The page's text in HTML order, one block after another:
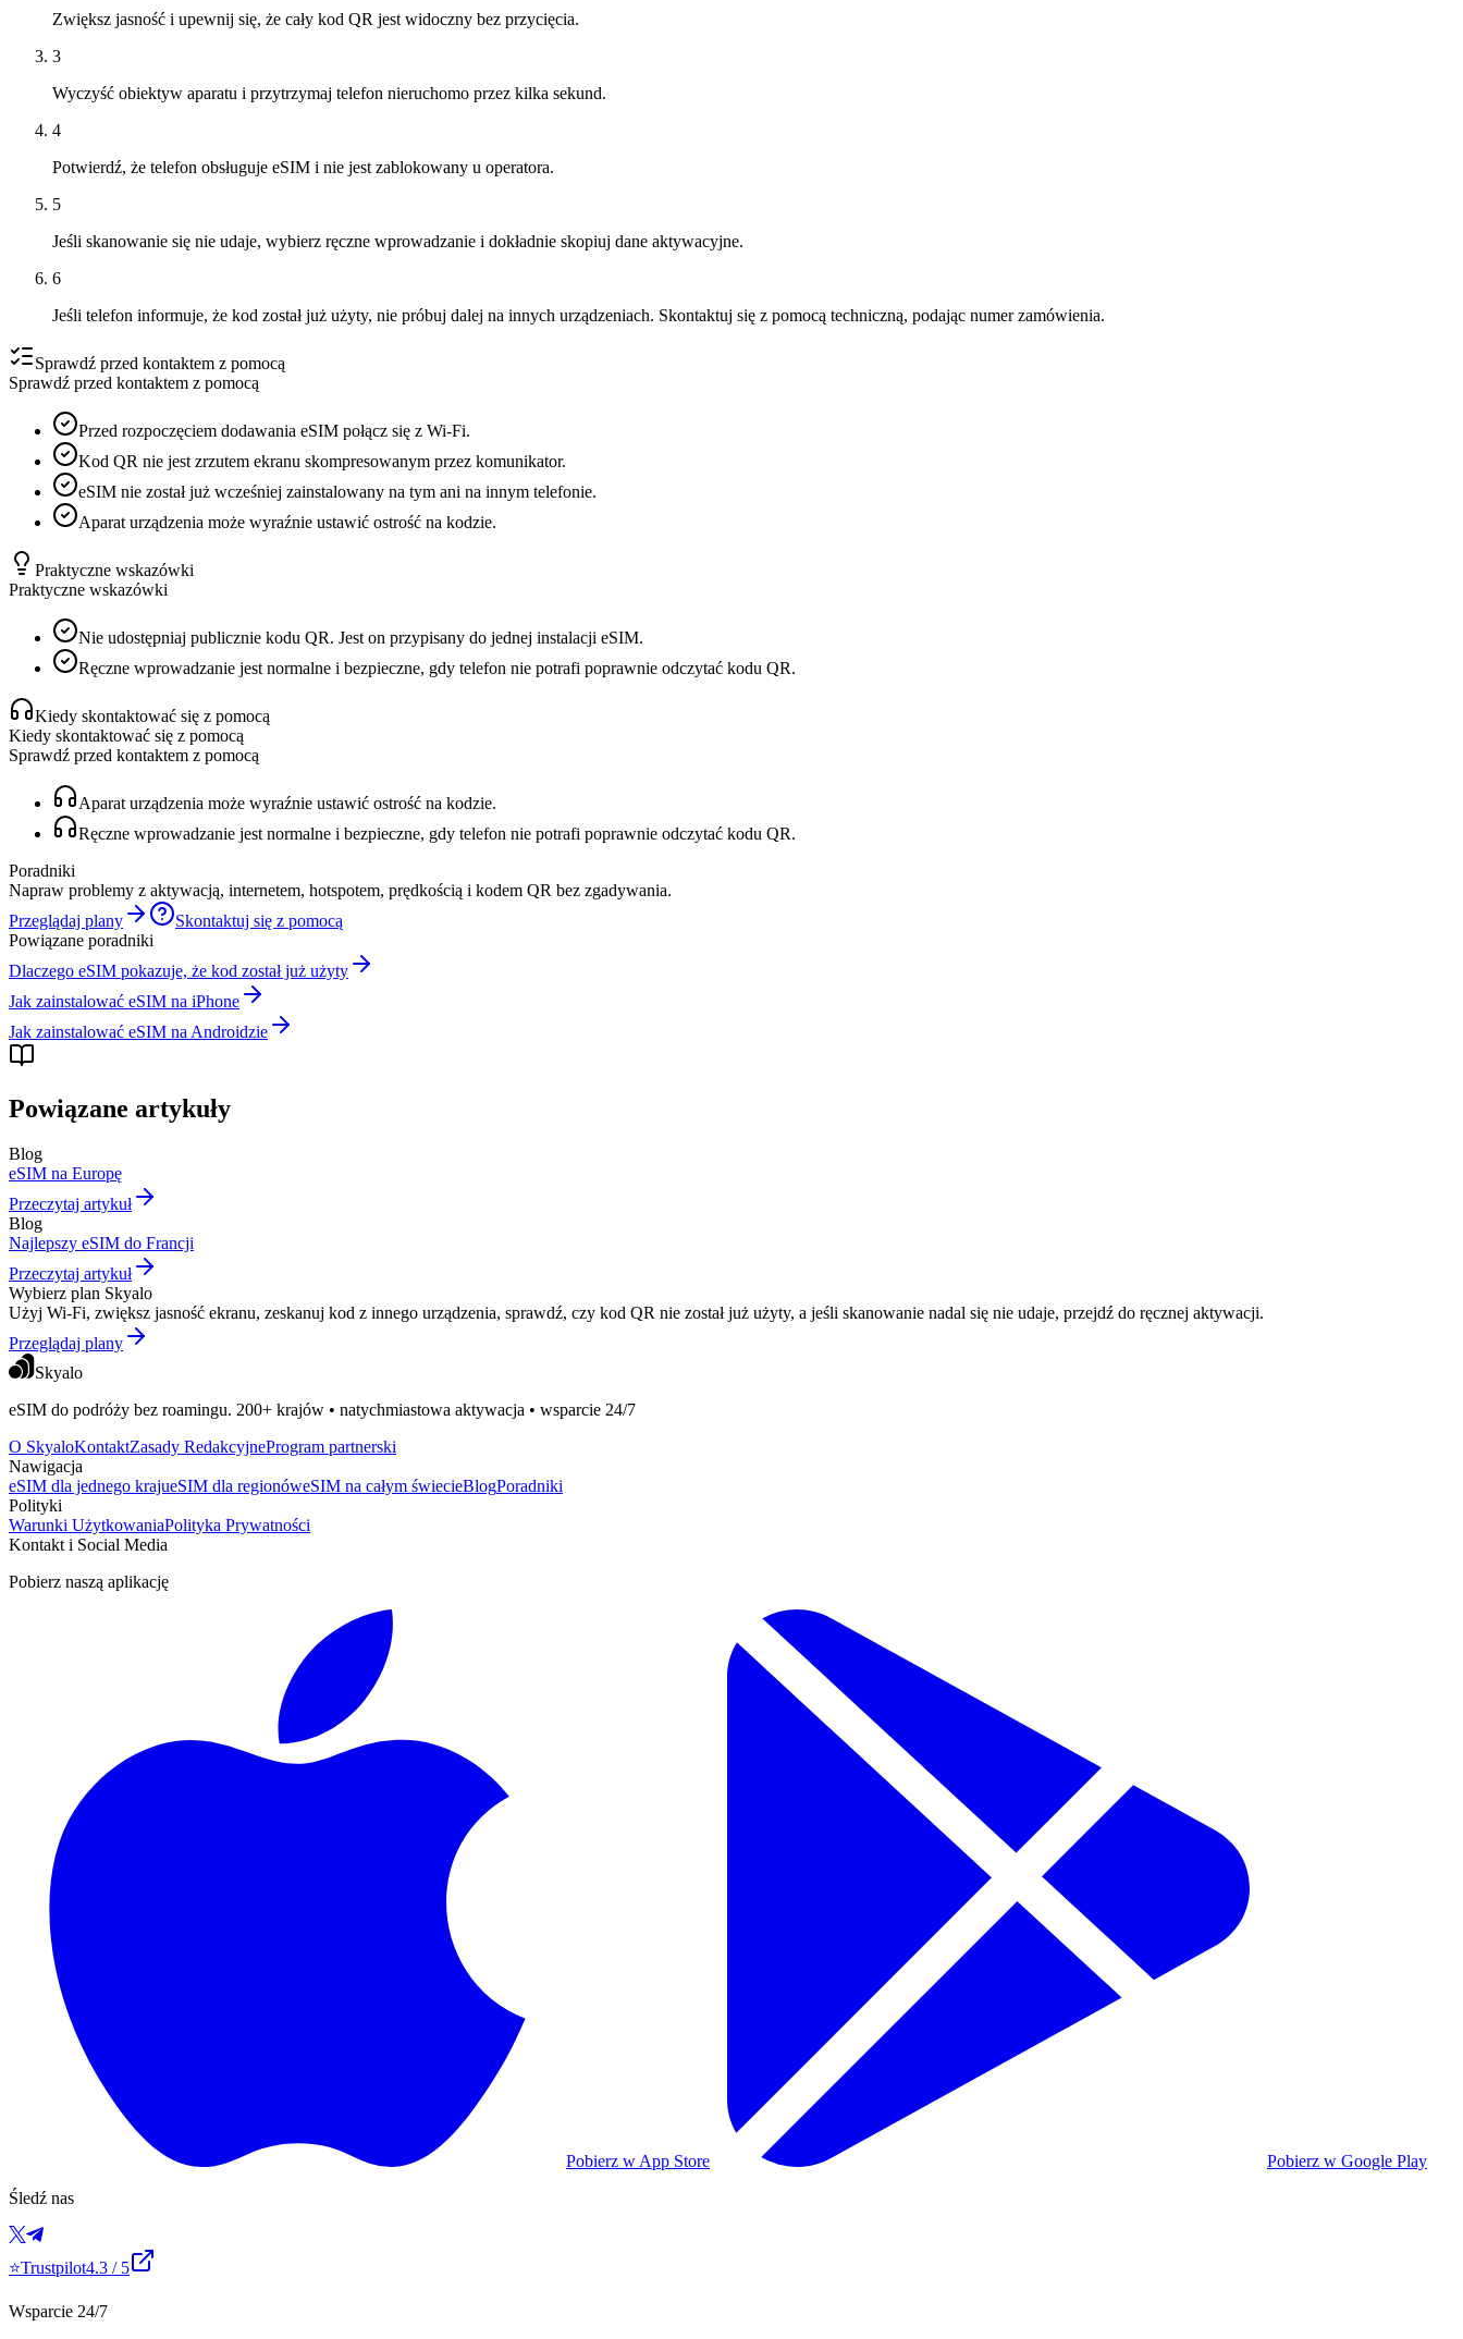
Zwiększ jasność i upewnij się, że cały kod QR jest widoczny bez przycięcia.
3
Wyczyść obiektyw aparatu i przytrzymaj telefon nieruchomo przez kilka sekund.
4
Potwierdź, że telefon obsługuje eSIM i nie jest zablokowany u operatora.
5
Jeśli skanowanie się nie udaje, wybierz ręczne wprowadzanie i dokładnie skopiuj dane aktywacyjne.
6
Jeśli telefon informuje, że kod został już użyty, nie próbuj dalej na innych urządzeniach. Skontaktuj się z pomocą techniczną, podając numer zamówienia.
Sprawdź przed kontaktem z pomocą
Sprawdź przed kontaktem z pomocą
Przed rozpoczęciem dodawania eSIM połącz się z Wi-Fi.
Kod QR nie jest zrzutem ekranu skompresowanym przez komunikator.
eSIM nie został już wcześniej zainstalowany na tym ani na innym telefonie.
Aparat urządzenia może wyraźnie ustawić ostrość na kodzie.
Praktyczne wskazówki
Praktyczne wskazówki
Nie udostępniaj publicznie kodu QR. Jest on przypisany do jednej instalacji eSIM.
Ręczne wprowadzanie jest normalne i bezpieczne, gdy telefon nie potrafi poprawnie odczytać kodu QR.
Kiedy skontaktować się z pomocą
Kiedy skontaktować się z pomocą
Sprawdź przed kontaktem z pomocą
Aparat urządzenia może wyraźnie ustawić ostrość na kodzie.
Ręczne wprowadzanie jest normalne i bezpieczne, gdy telefon nie potrafi poprawnie odczytać kodu QR.
Poradniki
Napraw problemy z aktywacją, internetem, hotspotem, prędkością i kodem QR bez zgadywania.
Przeglądaj plany
Skontaktuj się z pomocą
Powiązane poradniki
Dlaczego eSIM pokazuje, że kod został już użyty
Jak zainstalować eSIM na iPhone
Jak zainstalować eSIM na Androidzie
Powiązane artykuły
Blog
eSIM na Europę
Przeczytaj artykuł
Blog
Najlepszy eSIM do Francji
Przeczytaj artykuł
Wybierz plan Skyalo
Użyj Wi-Fi, zwiększ jasność ekranu, zeskanuj kod z innego urządzenia, sprawdź, czy kod QR nie został już użyty, a jeśli skanowanie nadal się nie udaje, przejdź do ręcznej aktywacji.
Przeglądaj plany
Skyalo
eSIM do podróży bez roamingu. 200+ krajów • natychmiastowa aktywacja • wsparcie 24/7
O SkyaloKontaktZasady RedakcyjneProgram partnerski
Nawigacja
eSIM dla jednego krajueSIM dla regionóweSIM na całym świecieBlogPoradniki
Polityki
Warunki UżytkowaniaPolityka Prywatności
Kontakt i Social Media
Pobierz naszą aplikację
Pobierz w App Store
Pobierz w Google Play
Śledź nas
⭐Trustpilot4.3 / 5
Wsparcie 24/7